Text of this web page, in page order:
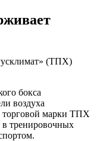
(ТПХ)
бокса
воздуха
торговой марки ТПХ
в тренировочных